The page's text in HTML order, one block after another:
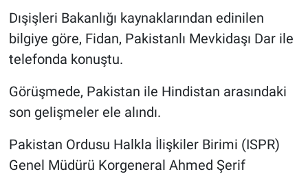
Dışişleri Bakanlığı kaynaklarından edinilen
bilgiye göre, Fidan, Pakistanlı Mevkidaşı Dar ile
telefonda konuştu.
Görüşmede, Pakistan ile Hindistan arasındaki
son gelişmeler ele alındı.
Pakistan Ordusu Halkla İlişkiler Birimi (ISPR)
Genel Müdürü Korgeneral Ahmed Şerif